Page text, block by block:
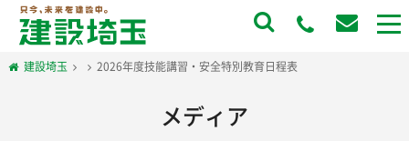
建設埼玉 2026年度技能講習・安全特別教育日程表
メディア